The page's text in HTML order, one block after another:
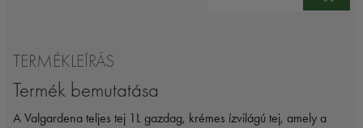
TERMÉKLEÍRÁS
Termék bemutatása
A Valgardena teljes tej 1L gazdag, krémes ízvilágú tej, amely a